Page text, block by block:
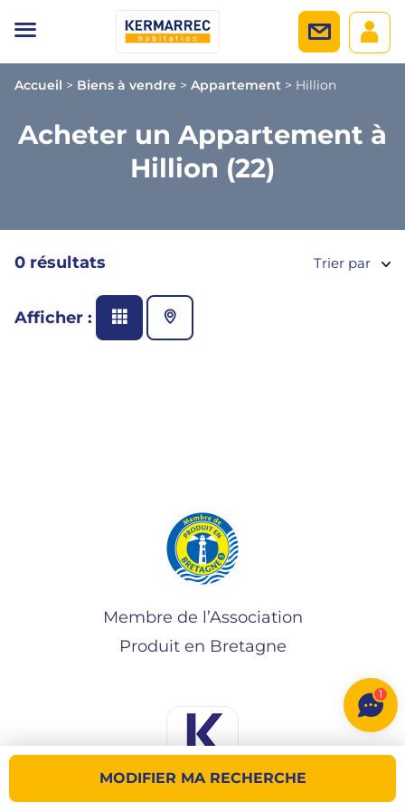
Accueil > Biens à vendre > Appartement > Hillion
Acheter un Appartement à
Hillion (22)
MODIFIER MA RECHERCHE
0 résultats Trier par
Afficher :
Membre de l’Association
Produit en Bretagne
1